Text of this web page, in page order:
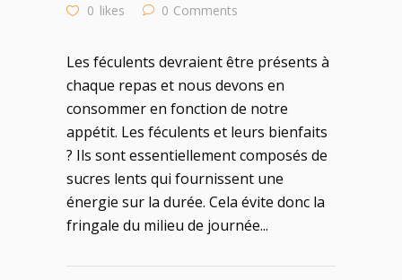
0 likes 0 Comments
Les féculents devraient être présents à
chaque repas et nous devons en
consommer en fonction de notre
appétit. Les féculents et leurs bienfaits
? Ils sont essentiellement composés de
sucres lents qui fournissent une
énergie sur la durée. Cela évite donc la
fringale du milieu de journée...